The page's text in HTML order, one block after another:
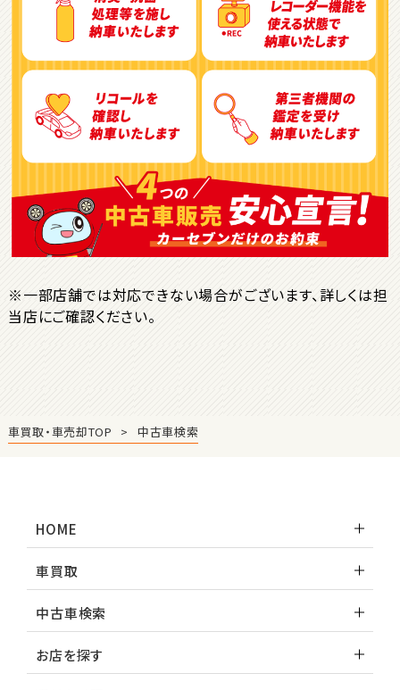
位
トヨタ
ヴォクシー
ＳＵＶ・クロカン
1 位
トヨタ
ヤリスクロス
※一部店舗では対応できない場合がございます、詳しくは担
当店にご確認ください。
車買取・車売却TOP 中古車検索
HOME
車買取
中古車検索
お店を探す